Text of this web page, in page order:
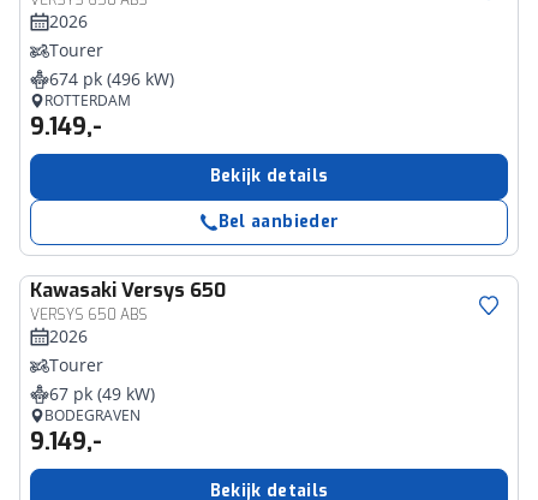
2026
Tourer
674 pk (496 kW)
ROTTERDAM
9.149,-
Bekijk details
Bel aanbieder
KawasakiVersys 650
VERSYS 650 ABS
2026
Tourer
67 pk (49 kW)
BODEGRAVEN
9.149,-
Bekijk details